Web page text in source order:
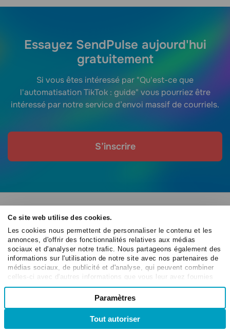
Ce site web utilise des cookies.
Les cookies nous permettent de personnaliser le contenu et les
annonces, d'offrir des fonctionnalités relatives aux médias
sociaux et d'analyser notre trafic. Nous partageons également des
informations sur l'utilisation de notre site avec nos partenaires de
médias sociaux, de publicité et d'analyse, qui peuvent combiner
celles-ci avec d'autres informations que vous leur avez fournies
ou qu'ils ont collectées lors de votre utilisation de leurs services.
Sélection
consentement
Préférences
Paramètres
Tout autoriser
Essayez SendPulse aujourd'hui
gratuitement
Si vous êtes intéressé par "Qu'est-ce que
l'automatisation TikTok : guide" vous pourriez être
intéressé par notre service d’envoi massif de courriels.
S’inscrire
Marketing courriel
Service SMTP
Éditeur glisser-déposer
Formulaires d’abonnement
Automatisation des courriels
Analyse de campagne
Vérificateur d'email
Plateforme de marketing par
email
SOLUTIONS SENDPULSE